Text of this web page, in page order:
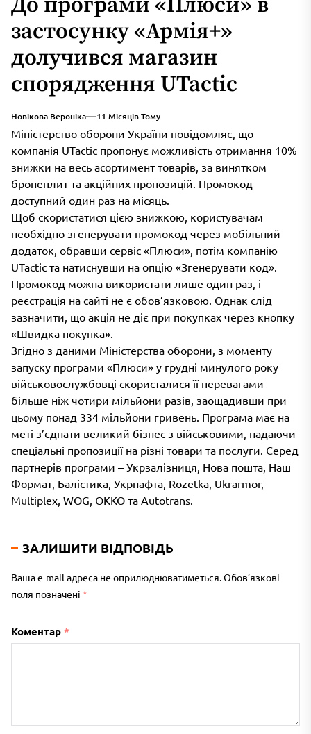
До програми «Плюси» в
застосунку «Армія+»
долучився магазин
спорядження UTactic
Новікова Вероніка 11 Місяців Тому
Міністерство оборони України повідомляє, що
компанія UTactic пропонує можливість отримання 10%
знижки на весь асортимент товарів, за винятком
бронеплит та акційних пропозицій. Промокод
доступний один раз на місяць.
Щоб скористатися цією знижкою, користувачам
необхідно згенерувати промокод через мобільний
додаток, обравши сервіс «Плюси», потім компанію
UTactic та натиснувши на опцію «Згенерувати код».
Промокод можна використати лише один раз, і
реєстрація на сайті не є обов’язковою. Однак слід
зазначити, що акція не діє при покупках через кнопку
«Швидка покупка».
Згідно з даними Міністерства оборони, з моменту
запуску програми «Плюси» у грудні минулого року
військовослужбовці скористалися її перевагами
більше ніж чотири мільйони разів, заощадивши при
цьому понад 334 мільйони гривень. Програма має на
меті з’єднати великий бізнес з військовими, надаючи
спеціальні пропозиції на різні товари та послуги. Серед
партнерів програми – Укрзалізниця, Нова пошта, Наш
Формат, Балістика, Укрнафта, Rozetka, Ukrarmor,
Multiplex, WOG, ОККО та Autotrans.
ЗАЛИШИТИ ВІДПОВІДЬ
Ваша e-mail адреса не оприлюднюватиметься.Обов’язкові
поля позначені *
Коментар *